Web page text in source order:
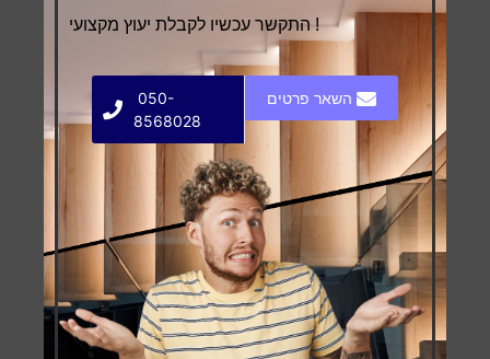
התקשר עכשיו לקבלת יעוץ מקצועי !
050-
8568028